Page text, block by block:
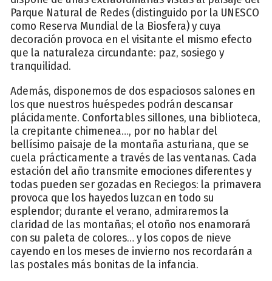
Parque Natural de Redes (distinguido por la UNESCO
como Reserva Mundial de la Biosfera) y cuya
decoración provoca en el visitante el mismo efecto
que la naturaleza circundante: paz, sosiego y
tranquilidad.
Además, disponemos de dos espaciosos salones en
los que nuestros huéspedes podrán descansar
plácidamente. Confortables sillones, una biblioteca,
la crepitante chimenea…, por no hablar del
bellísimo paisaje de la montaña asturiana, que se
cuela prácticamente a través de las ventanas. Cada
estación del año transmite emociones diferentes y
todas pueden ser gozadas en Reciegos: la primavera
provoca que los hayedos luzcan en todo su
esplendor; durante el verano, admiraremos la
claridad de las montañas; el otoño nos enamorará
con su paleta de colores… y los copos de nieve
cayendo en los meses de invierno nos recordarán a
las postales más bonitas de la infancia.